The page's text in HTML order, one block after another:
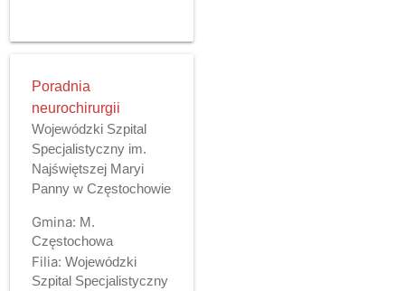
Poradnia
neurochirurgii
Wojewódzki Szpital
Specjalistyczny im.
Najświętszej Maryi
Panny w Częstochowie
Gmina: M.
Częstochowa
Filia: Wojewódzki
Szpital Specjalistyczny